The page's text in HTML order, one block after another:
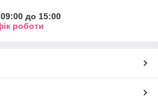
до 15:00
роботи